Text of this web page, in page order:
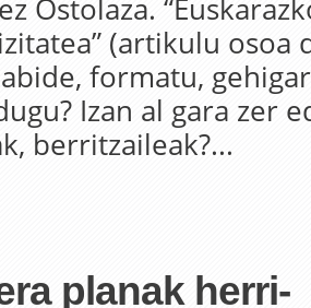
Ostolaza.
(artikulu osoa
formatu,
Izan al gara zer
berritzaileak?...
planak herri-